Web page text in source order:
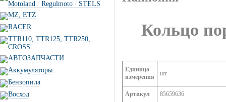
Motoland / Regulmoto / STELS
MZ, ETZ
RACER
TTR110, TTR125, TTR250,
CROSS
АВТОЗАПЧАСТИ
Аккумуляторы
Бензопила
Восход
Кольцо
Единица
измерения
шт
Артикул 85659636